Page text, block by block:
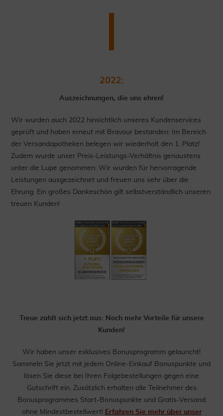
2022:
Auszeichnungen, die uns ehren!
Wir wurden auch 2022 hinsichtlich unseres Kundenservices
geprüft und haben erneut mit Bravour bestanden: Im Bereich
der Versandapotheken belegen wir wiederholt den 1. Platz!
Zudem wurde unser Preis-Leistungs-Verhältnis genaustens
unter die Lupe genommen: Wir wurden für hervorragende
Leistungen ausgezeichnet und freuen uns sehr über die
Ehrung. Ein großes Dankeschön gilt selbstverständlich unseren
treuen Kunden!
Treue zahlt sich jetzt aus: Noch mehr Vorteile für unsere
Kunden!
Wir haben unser exklusives Bonusprogramm gelauncht!
Sammeln Sie jetzt mit jedem Online-Einkauf Bonuspunkte und
lösen Sie diese bei Ihren Folgebestellungen gegen eine
Gutschrift ein. Zusätzlich erhalten alle Teilnehmer des
Bonusprogrammes Start-Bonuspunkte und Gratis-Versand
ohne Mindestbestellwert! Erfahren Sie mehr über unser